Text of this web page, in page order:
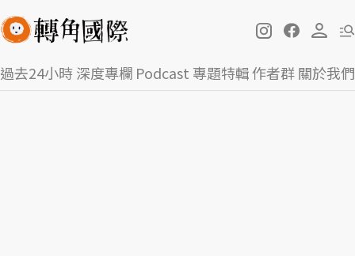
過去24小時深度專欄 Podcast 專題特輯作者群關於我們